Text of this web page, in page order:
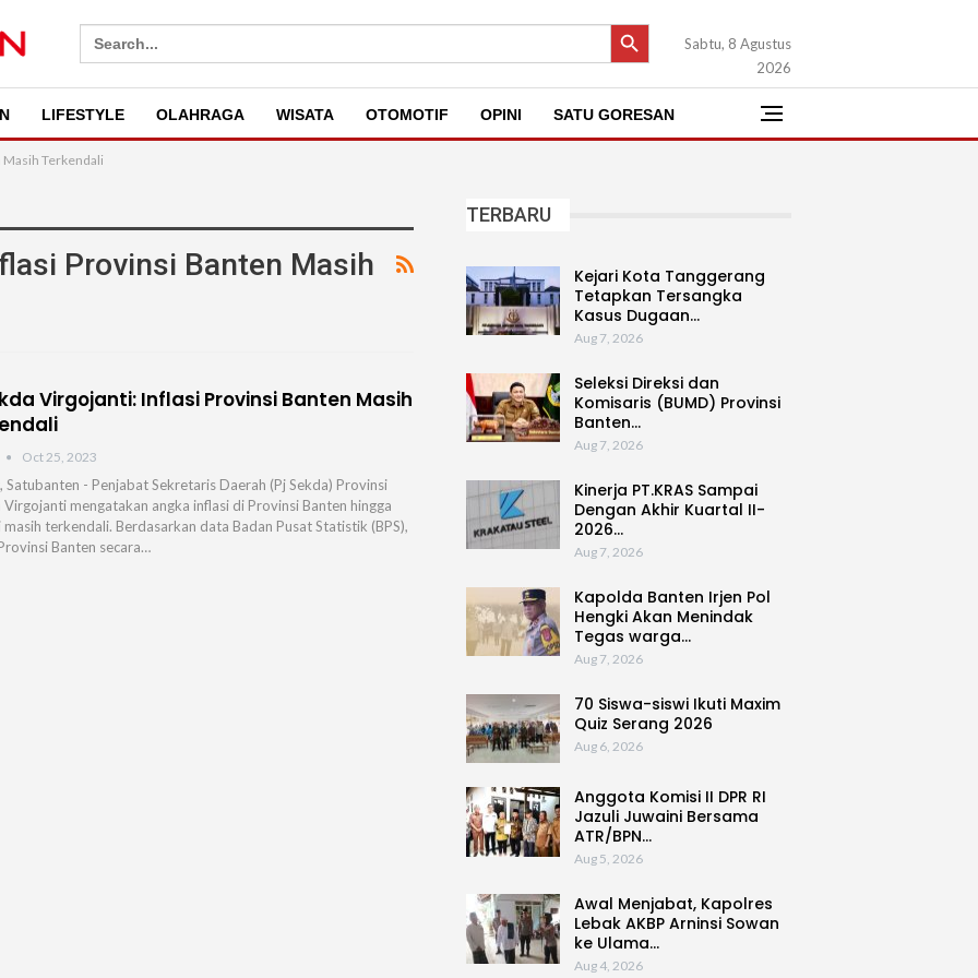
Search
for:
SEARCH BUTTON
Sabtu, 8 Agustus
2026
LIFESTYLE OLAHRAGA WISATA OTOMOTIF OPINI SATU GORESAN
Masih Terkendali
Provinsi Banten Masih
Virgojanti: Inflasi Provinsi Banten Masih
Oct 25, 2023
Satubanten - Penjabat Sekretaris Daerah (Pj Sekda) Provinsi
Virgojanti mengatakan angka inflasi di Provinsi Banten hingga
masih terkendali. Berdasarkan data Badan Pusat Statistik (BPS),
Banten secara…
TERBARU
Kejari Kota Tanggerang
Tetapkan Tersangka
Kasus Dugaan…
Aug 7, 2026
Seleksi Direksi dan
Komisaris (BUMD) Provinsi
Banten…
Aug 7, 2026
Kinerja PT.KRAS Sampai
Dengan Akhir Kuartal II-
2026…
Aug 7, 2026
Kapolda Banten Irjen Pol
Hengki Akan Menindak
Tegas warga…
Aug 7, 2026
70 Siswa-siswi Ikuti Maxim
Quiz Serang 2026
Aug 6, 2026
Anggota Komisi II DPR RI
Jazuli Juwaini Bersama
ATR/BPN…
Aug 5, 2026
Awal Menjabat, Kapolres
Lebak AKBP Arninsi Sowan
ke Ulama…
Aug 4, 2026